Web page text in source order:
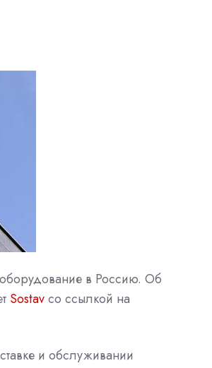
в Россию. Об
Sostavсо ссылкой на
и обслуживании